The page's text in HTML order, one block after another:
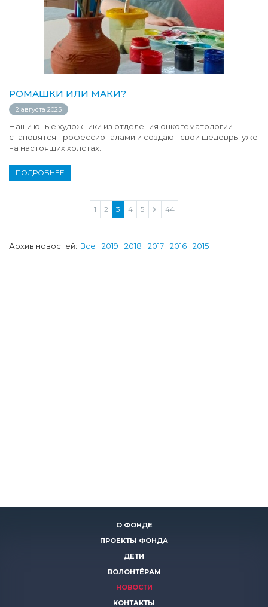
РОМАШКИ ИЛИ МАКИ?
2 августа 2025
Наши юные художники из отделения онкогематологии
становятся профессионалами и создают свои шедевры уже
на настоящих холстах.
ПОДРОБНЕЕ
1 2 3 4 5 ... 44
Архив новостей: Все 2019 2018 2017 2016 2015
О ФОНДЕ
ПРОЕКТЫ ФОНДА
ДЕТИ
ВОЛОНТЁРАМ
НОВОСТИ
КОНТАКТЫ